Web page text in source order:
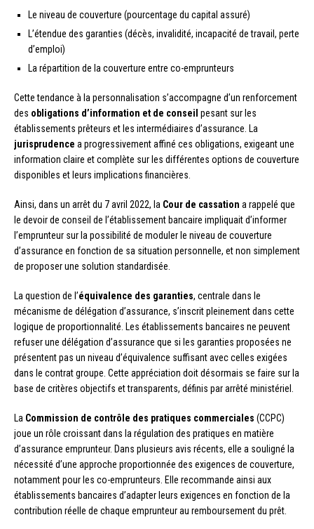
Le niveau de couverture (pourcentage du capital assuré)
L’étendue des garanties (décès, invalidité, incapacité de travail, perte
d’emploi)
La répartition de la couverture entre co-emprunteurs
Cette tendance à la personnalisation s’accompagne d’un renforcement
des obligations d’information et de conseil pesant sur les
établissements prêteurs et les intermédiaires d’assurance. La
jurisprudence a progressivement affiné ces obligations, exigeant une
information claire et complète sur les différentes options de couverture
disponibles et leurs implications financières.
Ainsi, dans un arrêt du 7 avril 2022, la Cour de cassation a rappelé que
le devoir de conseil de l’établissement bancaire impliquait d’informer
l’emprunteur sur la possibilité de moduler le niveau de couverture
d’assurance en fonction de sa situation personnelle, et non simplement
de proposer une solution standardisée.
La question de l’équivalence des garanties, centrale dans le
mécanisme de délégation d’assurance, s’inscrit pleinement dans cette
logique de proportionnalité. Les établissements bancaires ne peuvent
refuser une délégation d’assurance que si les garanties proposées ne
présentent pas un niveau d’équivalence suffisant avec celles exigées
dans le contrat groupe. Cette appréciation doit désormais se faire sur la
base de critères objectifs et transparents, définis par arrêté ministériel.
La Commission de contrôle des pratiques commerciales (CCPC)
joue un rôle croissant dans la régulation des pratiques en matière
d’assurance emprunteur. Dans plusieurs avis récents, elle a souligné la
nécessité d’une approche proportionnée des exigences de couverture,
notamment pour les co-emprunteurs. Elle recommande ainsi aux
établissements bancaires d’adapter leurs exigences en fonction de la
contribution réelle de chaque emprunteur au remboursement du prêt.